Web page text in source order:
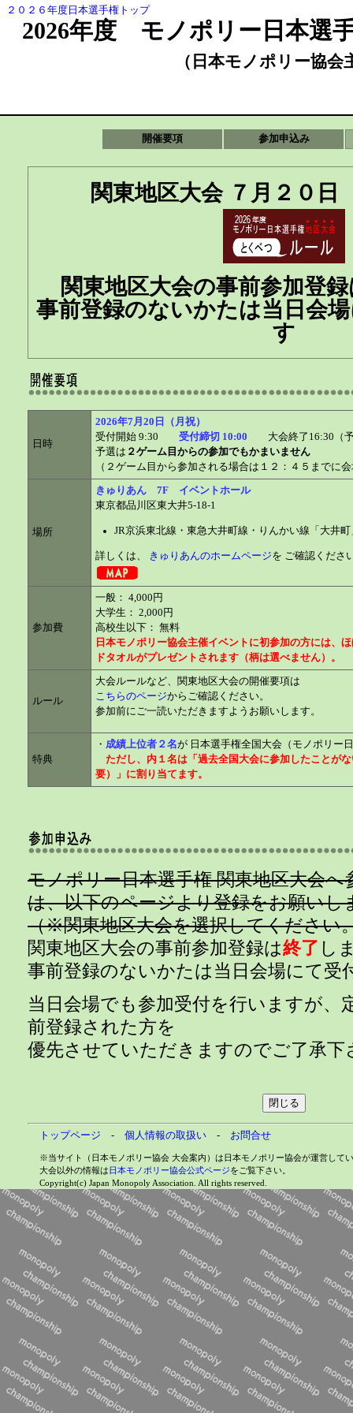
２０２６年度日本選手権トップ
2026年度 モノポリー日本選
（日本モノポリー協会
開催要項 参加申込み
関東地区大会 ７月２０日
関東地区大会の事前参加登
事前登録のないかたは当日会
す
日時
2026年7月20日（月祝）
受付開始 9:30 受付締切 10:00 大会終了16:30（
予選は ２ゲーム目からの参加でもかまいません
（２ゲーム目から参加される場合は１２：４５までに
場所
きゅりあん 7F イベントホール
東京都品川区東大井5-18-1
JR京浜東北線・東急大井町線・りんかい線「大井
詳しくは、 きゅりあんのホームページを ご確認くださ
参加費
一般： 4,000円
大学生： 2,000円
高校生以下： 無料
日本モノポリー協会主催イベントに初参加の方には、
ドタオルがプレゼントされます（柄は選べません）。
ルール
大会ルールなど、関東地区大会の開催要項は
こちらのページからご確認ください。
参加前にご一読いただきますようお願いします。
特典
・ 成績上位者２名が 日本選手権全国大会（モノポリー
ただし、内１名は「過去全国大会に参加したことが
要）」に割り当てます。
モノポリー日本選手権 関東地区大会へ
は、以下のページより登録をお願いし
（※関東地区大会を選択してください
関東地区大会の事前参加登録は終了 し
事前登録のないかたは当日会場にて受
当日会場でも参加受付を行いますが、
前登録された方を
優先させていただきますのでご了承下
トップページ - 個人情報の取扱い - お問合せ
※当サイト（日本モノポリー協会 大会案内）は日本モノポリー協会が運営して
大会以外の情報は日本モノポリー協会公式ページをご覧下さい。
Copyright(c) Japan Monopoly Association. All rights reserved.